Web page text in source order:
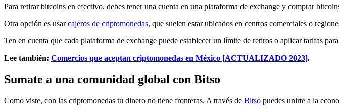
Para retirar bitcoins en efectivo, debes tener una cuenta en una plataforma de exchange y comprar
Otra opción es usarcajeros de criptomonedas, que suelen estar ubicados en centros comerciales o
Ten en cuenta que cada plataforma de exchange puede establecer un límite de retiros o aplicar tarifas
Lee también: Comercios que aceptan criptomonedas en México [ACTUALIZADO 2023].
Sumate a una comunidad global con Bitso
Como viste, con las criptomonedas tu dinero no tiene fronteras. A través de Bitso puedes unirte a la